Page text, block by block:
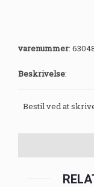
varenummer:
Beskrivelse:
Bestil ved at